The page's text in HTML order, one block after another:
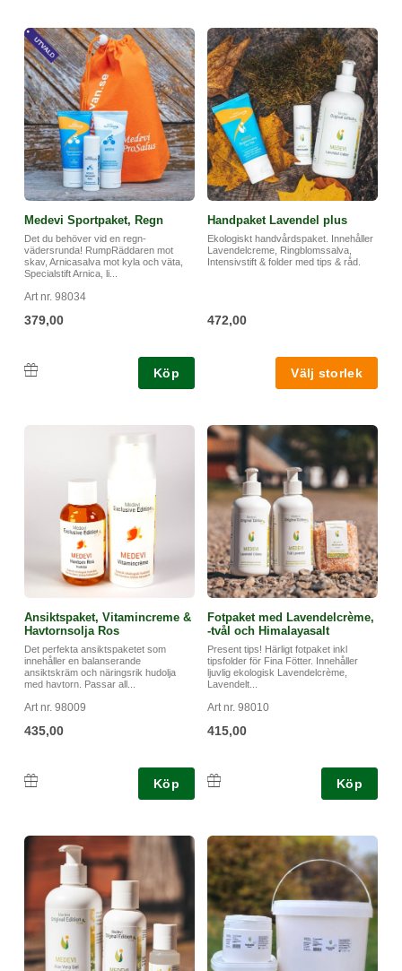
Medevi Sportpaket, Regn
Det du behöver vid en regn-
vädersrunda! RumpRäddaren mot
skav, Arnicasalva mot kyla och väta,
Specialstift Arnica, li...
Art nr. 98034
379,00
Köp
Handpaket Lavendel plus
Ekologiskt handvårdspaket. Innehåller
Lavendelcreme, Ringblomssalva,
Intensivstift & folder med tips & råd.
472,00
Ansiktspaket, Vitamincreme &
Havtornsolja Ros
Det perfekta ansiktspaketet som
innehåller en balanserande
ansiktskräm och näringsrik hudolja
med havtorn. Passar all...
Art nr. 98009
435,00
Köp
Fotpaket med Lavendelcrème,
-tvål och Himalayasalt
Present tips! Härligt fotpaket inkl
tipsfolder för Fina Fötter. Innehåller
ljuvlig ekologisk Lavendelcrème,
Lavendelt...
Art nr. 98010
415,00
Köp